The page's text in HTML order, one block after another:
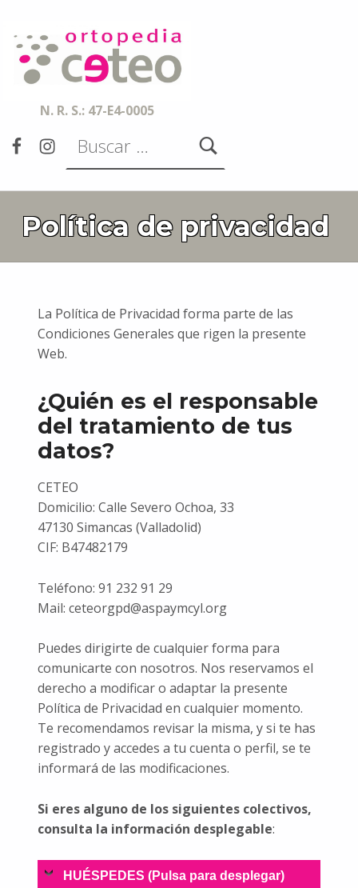
N. R. S.: 47-E4-0005
Buscar:
Política de privacidad
La Política de Privacidad forma parte de las
Condiciones Generales que rigen la presente
Web.
¿Quién es el responsable
del tratamiento de tus
datos?
CETEO
Domicilio: Calle Severo Ochoa, 33
47130 Simancas (Valladolid)
CIF: B47482179
Teléfono: 91 232 91 29
Mail: ceteorgpd@aspaymcyl.org
Puedes dirigirte de cualquier forma para
comunicarte con nosotros. Nos reservamos el
derecho a modificar o adaptar la presente
Política de Privacidad en cualquier momento.
Te recomendamos revisar la misma, y si te has
registrado y accedes a tu cuenta o perfil, se te
informará de las modificaciones.
Si eres alguno de los siguientes colectivos,
consulta la información desplegable:
HUÉSPEDES (Pulsa para desplegar)